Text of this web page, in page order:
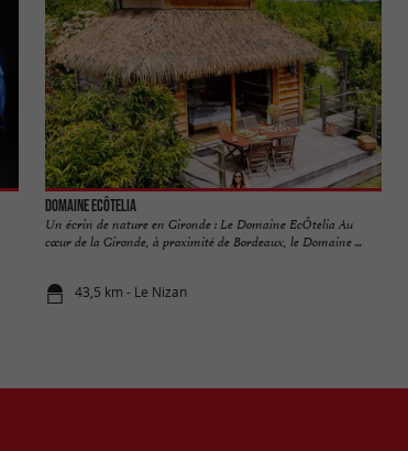
Domaine EcÔtelia
Un écrin de nature en Gironde : Le Domaine EcÔtelia Au
cœur de la Gironde, à proximité de Bordeaux, le Domaine ...
43,5 km - Le Nizan